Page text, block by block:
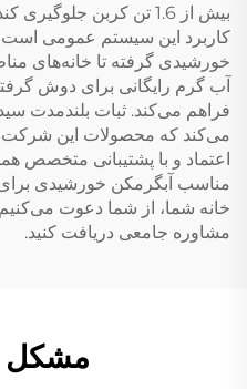
بیش از 1.6 تن کربن
کاربرد این سیستم عمومی است
خورشیدی گرفته تا خانه‌های
آب گرم رایگانی برای دوش
فراهم می‌کند. ثبات بلندمدت
می‌کند که محصولات این شرکت
اعتماد و با پشتیبانی متخصص
مناسب آبگرمکن خورشیدی
خانه شما، از شما دعوت
مشاوره جامعی دریافت کنید.
مشکل